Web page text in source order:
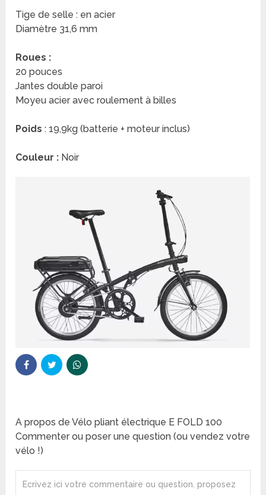
Tige de selle : en acier
Diamètre 31,6 mm
Roues :
20 pouces
Jantes double paroi
Moyeu acier avec roulement à billes
Poids : 19,9kg (batterie + moteur inclus)
Couleur : Noir
A propos de Vélo pliant électrique E FOLD 100
Commenter ou poser une question (ou vendez votre
vélo !)